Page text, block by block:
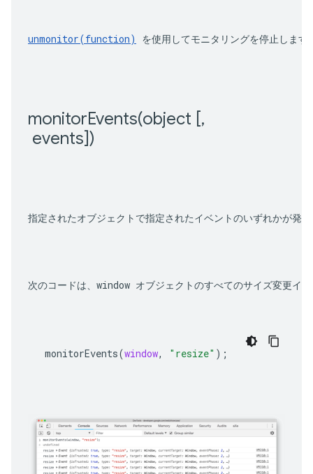
unmonitor(function) を使用してモニタリングを停止します
monitorEvents(object [,
events])
指定されたオブジェクトで指定されたイベントのいずれかが発
次のコードは、window オブジェクトのすべてのサイズ変更イ
monitorEvents(window, "resize" );